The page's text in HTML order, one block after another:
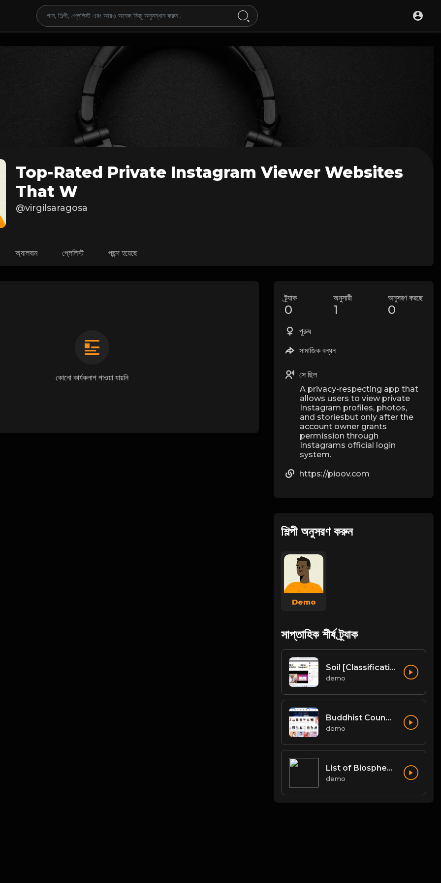
Top-Rated Private Instagram Viewer Websites
That W
@virgilsaragosa
অ্যালবাম প্লেলিস্ট পছন্দ হয়েছে
কোনো কার্যকলাপ পাওয়া যায়নি
ট্র্যাক
0
অনুসারী
1
অনুসরণ করছে
0
পুরুষ
সামাজিক বন্ধন
সে ছিল
A privacy-respecting app that
allows users to view private
Instagram profiles, photos,
and storiesbut only after the
account owner grants
permission through
Instagrams official login
system.
https://pioov.com
শিল্পী অনুসরণ করুন
Demo
সাপ্তাহিক শীর্ষ ট্র্যাক
Soil [Classification of Soil, Soil Erosion, Soil Conservation]
demo
Buddhist Councils and Important Texts
demo
List of Biosphere Reserves in India
demo